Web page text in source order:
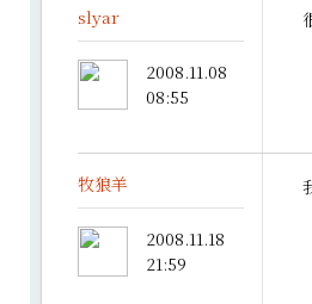
slyar
2008.11.08
08:55
牧狼羊
2008.11.18
21:59